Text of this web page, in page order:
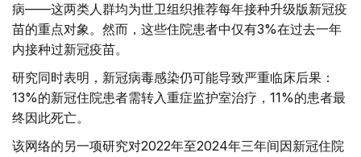
病——这两类人群均为世卫组织推荐每年接种升级版新冠疫
苗的重点对象。然而，这些住院患者中仅有3%在过去一年
内接种过新冠疫苗。
研究同时表明，新冠病毒感染仍可能导致严重临床后果：
13%的新冠住院患者需转入重症监护室治疗，11%的患者最
终因此死亡。
该网络的另一项研究对2022年至2024年三年间因新冠住院